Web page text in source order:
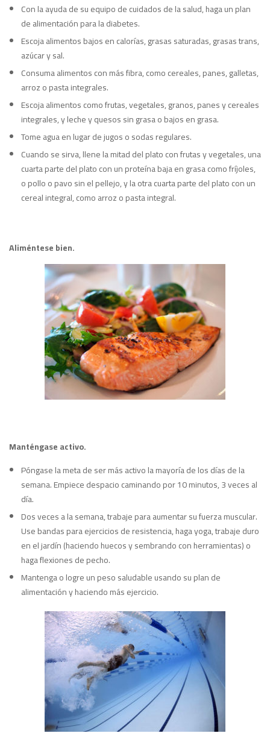
Con la ayuda de su equipo de cuidados de la salud, haga un plan
de alimentación para la diabetes.
Escoja alimentosbajos en calorías, grasas saturadas, grasas trans,
azúcar y sal.
Consuma alimentos con más fibra, como cereales, panes, galletas,
arroz o pasta integrales.
Escoja alimentos como frutas, vegetales, granos, panes y cereales
integrales, y leche y quesos sin grasa o bajos en grasa.
Tome agua en lugar de jugos o sodas regulares.
Cuando se sirva, llene la mitad del plato con frutas y vegetales, una
cuarta parte del plato con un proteína baja en grasa como fríjoles,
o pollo o pavo sin el pellejo, y la otra cuarta parte del plato con un
cereal integral, como arroz o pasta integral.
Aliméntese bien.
Manténgase activo.
Póngase la meta de ser más activo la mayoría de los días de la
semana. Empiece despacio caminando por 10 minutos, 3 veces al
día.
Dos veces a la semana, trabaje para aumentar su fuerza muscular.
Use bandas para ejercicios de resistencia, haga yoga, trabaje duro
en el jardín (haciendo huecos y sembrando con herramientas) o
haga flexiones de pecho.
Mantenga o logre un peso saludable usando su plan de
alimentación y haciendo más ejercicio.